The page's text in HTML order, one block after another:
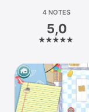
Plateforme
iPhone
iPad
Mac
Vision
4 NOTES
5,0